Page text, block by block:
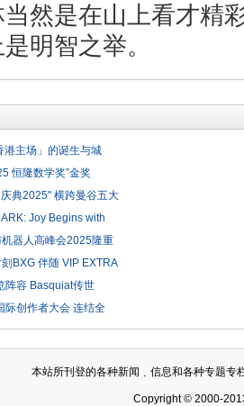
然是在山上看才精
明智之举。
港主场」的诞生与城
恒隆数学奖”金奖
典2025" 横跨曼谷五大
Joy Begins with
器人高峰会2025隆重
BXG 伴随 VIP EXTRA
阵容 Basquiat传世
际创作者大会 连结全
本站所刊登的各种新闻﹑信息和各种专题专
Copyright © 2000-